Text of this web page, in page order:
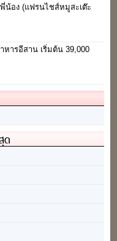
น้อง (แฟรนไชส์หมูสะเต๊ะ
ารอีสาน เริ่มต้น 39,000
ด